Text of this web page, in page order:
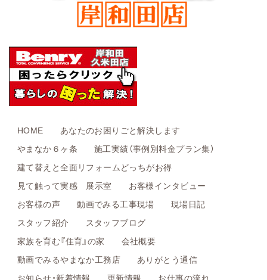
HOME
あなたのお困りごと解決します
やまなか６ヶ条
施工実績（事例別料金プラン集）
建て替えと全面リフォームどっちがお得
見て触って実感 展示室
お客様インタビュー
お客様の声
動画でみる工事現場
現場日記
スタッフ紹介
スタッフブログ
家族を育む『住育』の家
会社概要
動画でみるやまなか工務店
ありがとう通信